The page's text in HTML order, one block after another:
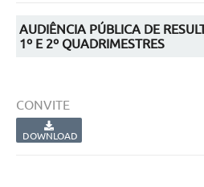
AUDIÊNCIA PÚBLICA DE
1º E 2º QUADRIMESTRES
CONVITE
DOWNLOAD